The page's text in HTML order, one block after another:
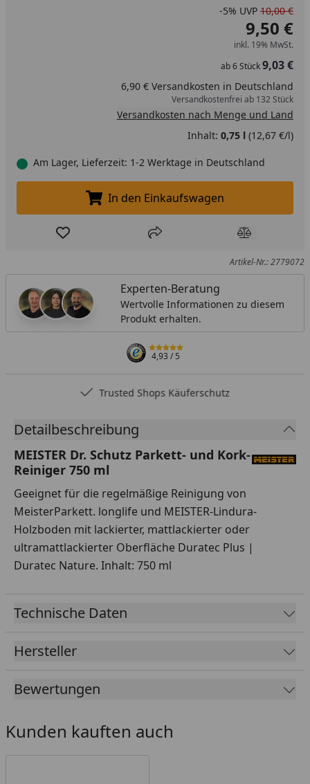
-5% UVP 10,00 €
9,50 €
inkl. 19% MwSt.
ab6Stück9,03 €
6,90 € Versandkosten in Deutschland
Versandkostenfrei ab 132 Stück
Versandkosten nach Menge und Land
Inhalt: 0,75 l (12,67 €/l)
Am Lager, Lieferzeit: 1-2 Werktage in Deutschland
In den Einkaufswagen legen
In den Einkaufswagen
Produkt zur Wunschliste hinzufügen
Teilen Produkt
Artikel-Nr.: 2779072
Experten-Beratung
Wertvolle Informationen zu diesem
Produkt erhalten.
4,93/ 5
Trusted Shops Käuferschutz
Detailbeschreibung
MEISTER Dr. Schutz Parkett- und Kork-
Reiniger 750 ml
Geeignet für die regelmäßige Reinigung von
MeisterParkett. longlife und MEISTER-Lindura-
Holzboden mit lackierter, mattlackierter oder
ultramattlackierter Oberfläche Duratec Plus |
Duratec Nature. Inhalt: 750 ml
Technische Daten
Hersteller
Bewertungen
Kunden kauften auch